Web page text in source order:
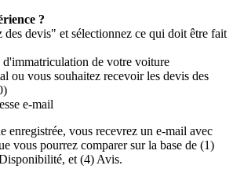
?
devis" et sélectionnez ce qui doit être fait
d'immatriculation de votre voiture
ou vous souhaitez recevoir les devis des
e-mail
enregistrée, vous recevrez un e-mail avec
vous pourrez comparer sur la base de (1)
et (4) Avis.